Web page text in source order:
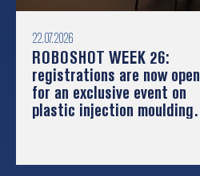
22.07.2026
ROBOSHOT WEEK 26:
registrations are now open
for an exclusive event on
plastic injection moulding